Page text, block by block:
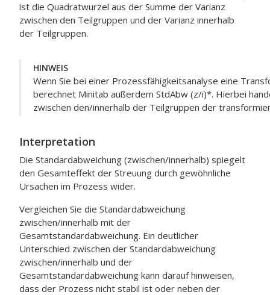
ist die Quadratwurzel aus der Summe der Varianz
zwischen den Teilgruppen und der Varianz innerhalb
der Teilgruppen.
HINWEIS
Wenn Sie bei einer Prozessfähigkeitsanalyse eine
berechnet Minitab außerdem StdAbw (z/i)*. Hierbei
zwischen den/innerhalb der Teilgruppen der
Interpretation
Die Standardabweichung (zwischen/innerhalb) spiegelt
den Gesamteffekt der Streuung durch gewöhnliche
Ursachen im Prozess wider.
Vergleichen Sie die Standardabweichung
zwischen/innerhalb mit der
Gesamtstandardabweichung. Ein deutlicher
Unterschied zwischen der Standardabweichung
zwischen/innerhalb und der
Gesamtstandardabweichung kann darauf hinweisen,
dass der Prozess nicht stabil ist oder neben der